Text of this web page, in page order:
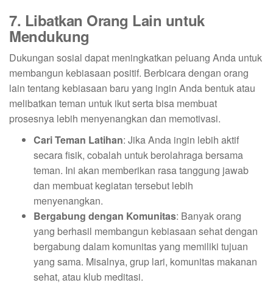
7. Libatkan Orang Lain untuk
Mendukung
Dukungan sosial dapat meningkatkan peluang Anda untuk
membangun kebiasaan positif. Berbicara dengan orang
lain tentang kebiasaan baru yang ingin Anda bentuk atau
melibatkan teman untuk ikut serta bisa membuat
prosesnya lebih menyenangkan dan memotivasi.
Cari Teman Latihan: Jika Anda ingin lebih aktif
secara fisik, cobalah untuk berolahraga bersama
teman. Ini akan memberikan rasa tanggung jawab
dan membuat kegiatan tersebut lebih
menyenangkan.
Bergabung dengan Komunitas: Banyak orang
yang berhasil membangun kebiasaan sehat dengan
bergabung dalam komunitas yang memiliki tujuan
yang sama. Misalnya, grup lari, komunitas makanan
sehat, atau klub meditasi.